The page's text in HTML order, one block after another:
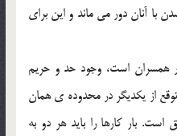
با آنان دور مي ماند و اين براي
همسران است، وجود حد و حريم
از يکديگر در محدوده ي همان
بار کارها را بايد هر دو به